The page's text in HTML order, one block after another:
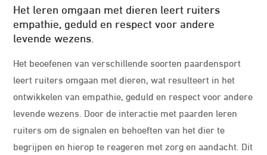
Het leren omgaan met dieren leert ruiters
empathie, geduld en respect voor andere
levende wezens.
Het beoefenen van verschillende soorten paardensport
leert ruiters omgaan met dieren, wat resulteert in het
ontwikkelen van empathie, geduld en respect voor andere
levende wezens. Door de interactie met paarden leren
ruiters om de signalen en behoeften van het dier te
begrijpen en hierop te reageren met zorg en aandacht. Dit